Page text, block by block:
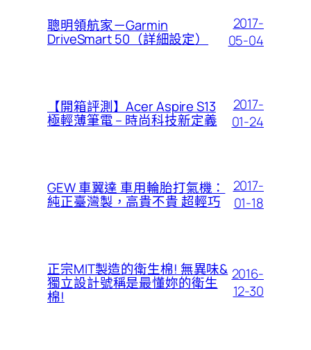
聰明領航家－Garmin
DriveSmart 50（詳細設定）
2017-
05-04
【開箱評測】Acer Aspire S13
極輕薄筆電 – 時尚科技新定義
2017-
01-24
GEW 車翼達 車用輪胎打氣機：
純正臺灣製，高貴不貴 超輕巧
2017-
01-18
正宗MIT製造的衛生棉! 無異味&
獨立設計號稱是最懂妳的衛生
棉!
2016-
12-30